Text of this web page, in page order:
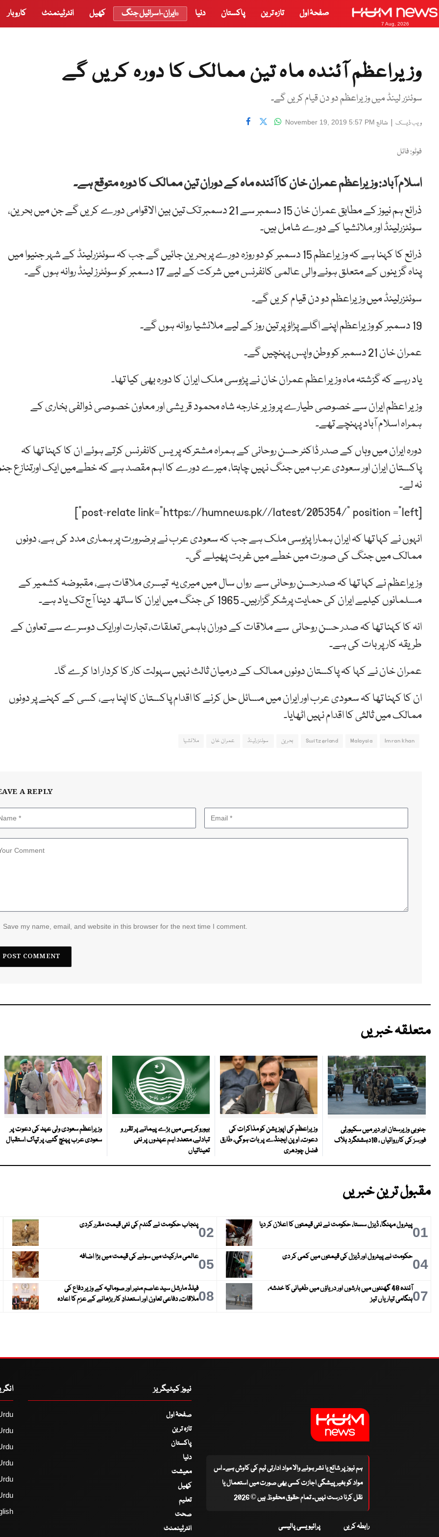
7 Aug, 2026
صفحۂ اول تازہ ترین پاکستان دنیا ایران-اسرائیل جنگ کھیل انٹرٹینمنٹ کاروبار
وزیراعظم آئندہ ماہ تین ممالک کا دورہ کریں گے
سوئٹزر لینڈ میں وزیراعظم دو دن قیام کریں گے۔
ویب ڈیسک | شائع November 19, 2019 5:57 PM
فوٹو: فائل
اسلام آباد: وزیراعظم عمران خان کا آئندہ ماہ کے دوران تین ممالک کا دورہ متوقع ہے۔
ذرائع ہم نیوز کے مطابق عمران خان 15 دسمبر سے 21 دسمبر تک تین بین الاقوامی دورے کریں گے جن میں بحرین،
سوئٹزرلینڈ اور ملائشیا کے دورے شامل ہیں۔
ذرائع کا کہنا ہے کہ وزیراعظم 15 دسمبر کو دو روزہ دورے پر بحرین جائیں گے جب کہ سوئٹزرلینڈ کے شہر جنیوا میں
پناہ گزینوں کے متعلق ہونے والی عالمی کانفرنس میں شرکت کے لیے 17 دسمبر کو سوئٹرز لینڈ روانہ ہوں گے۔
سوئٹزرلینڈ میں وزیراعظم دو دن قیام کریں گے۔
19 دسمبر کو وزیراعظم اپنے اگلے پڑاؤ پر تین روز کے لیے ملائشیا روانہ ہوں گے۔
عمران خان 21 دسمبر کو وطن واپس پہنچیں گے۔
یاد رہے کہ گزشتہ ماہ وزیر اعظم عمران خان نے پڑوسی ملک ایران کا دورہ بھی کیا تھا۔
وزیر اعظم ایران سے خصوصی طیارے پر وزیر خارجہ شاہ محمود قریشی اور معاون خصوصی ذوالفی بخاری کے
ہمراہ اسلام آباد پہنچے تھے۔
دورہ ایران میں وہاں کے صدر ڈاکٹر حسن روحانی کے ہمراہ مشترکہ پریس کانفرنس کرتے ہوئے ان کا کہنا تھا کہ
پاکستان ایران اور سعودی عرب میں جنگ نہیں چاہتا، میرے دورے کا اہم مقصد ہے کہ خطےمیں ایک اورتنازع
نہ لے۔
[post-relate link=”https://humnews.pk//latest/205354/” position =”left”]
انہوں نے کہا تھا کہ ایران ہمارا پڑوسی ملک ہے جب کہ سعودی عرب نے ہرضرورت پر ہماری مدد کی ہے، دونوں
ممالک میں جنگ کی صورت میں خطے میں غربت پھیلے گی۔
وزیراعظم نے کہا تھا کہ صدرحسن روحانی سے رواں سال میں میری یہ تیسری ملاقات ہے، مقبوضہ کشمیر کے
مسلمانوں کیلیے ایران کی حمایت پرشکر گزارہیں۔ 1965 کی جنگ میں ایران کا ساتھ دینا آج تک یاد ہے۔
انہ کا کہنا تھا کہ صدر حسن روحانی سے ملاقات کے دوران باہمی تعلقات، تجارت اورایک دوسرے سے تعاون کے
طریقہ کار پر بات کی ہے۔
عمران خان نے کہا کہ پاکستان دونوں ممالک کے درمیان ثالث نہیں سہولت کار کا کردار ادا کرے گا۔
ان کا کہنا تھا کہ سعودی عرب اور ایران میں مسائل حل کرنے کا اقدام پاکستان کا اپنا ہے، کسی کے کہنے پر دونوں
ممالک میں ثالثی کا اقدام نہیں اٹھایا۔
Imran khan
Malaysia
Switzerland بحرین سوئٹزرلینڈ عمران خان ملائشیا
A REPLY
Save my name, email, and website in this browser for the next time I comment.
متعلقہ خبریں
جنوبی وزیرستان اور دیر میں سکیورٹی
فورسز کی کارروائیاں ، 10دہشتگرد ہلاک
وزیراعظم کی اپوزیشن کو مذاکرات کی
دعوت، اوپن ایجنڈے پر بات ہوگی، طارق
فضل چودھری
بیوروکریسی میں بڑے پیمانے پر تقرر و
تبادلے، متعدد اہم عہدوں پر نئی
تعیناتیاں
وزیراعظم سعودی ولی عہد کی دعوت پر
سعودی عرب پہنچ گئے، پر تپاک استقبال
مقبول ترین خبریں
01پیٹرول مہنگا، ڈیزل سستا، حکومت نے نئی قیمتوں کا اعلان کر دیا 02پنجاب حکومت نے گندم کی نئی قیمت مقرر کردی
04حکومت نے پیٹرول اور ڈیزل کی قیمتوں میں کمی کر دی 05عالمی مارکیٹ میں سونے کی قیمت میں بڑا اضافہ
07
آئندہ 48 گھنٹوں میں بارشوں اور دریاؤں میں طغیانی کا خدشہ،
ہنگامی تیاریاں تیز
08فیلڈ مارشل سید عاصم منیر اور صومالیہ کے وزیر دفاع کی
ملاقات، دفاعی تعاون اور استعدادِ کار بڑھانے کے عزم کا اعادہ
ہم نیوز پر شائع یا نشر ہونے والا مواد ادارتی ٹیم کی کاوش ہے۔ اس
مواد کو بغیر پیشگی اجازت کسی بھی صورت میں استعمال یا
نقل کرنا درست نہیں۔ تمام حقوق محفوظ ہیں © 2026
رابطہ کریں پرائیویسی پالیسی
نیوز کیٹیگریز
صفحۂ اول
تازہ ترین
پاکستان
دنیا
معیشت
کھیل
تعلیم
صحت
انٹرٹینمنٹ